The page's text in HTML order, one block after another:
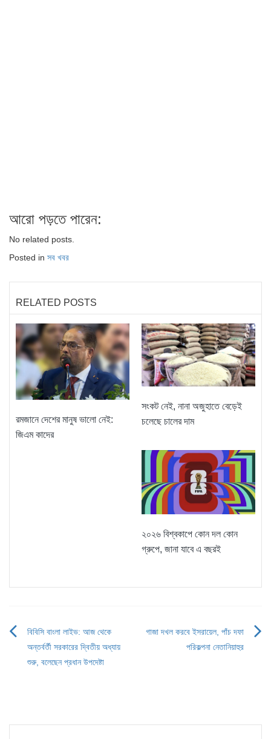
আরো পড়তে পারেন:
No related posts.
Posted in সব খবর
RELATED POSTS
রমজানে দেশের মানুষ ভালো নেই:
জিএম কাদের
সংকট নেই, নানা অজুহাতে বেড়েই
চলেছে চালের দাম
২০২৬ বিশ্বকাপে কোন দল কোন
গ্রুপে, জানা যাবে এ বছরই
Post
navigation
বিবিসি বাংলা লাইভ: আজ থেকে
অন্তর্বর্তী সরকারের দ্বিতীয় অধ্যায়
শুরু, বলেছেন প্রধান উপদেষ্টা
গাজা দখল করবে ইসরায়েল, পাঁচ দফা
পরিকল্পনা নেতানিয়াহুর